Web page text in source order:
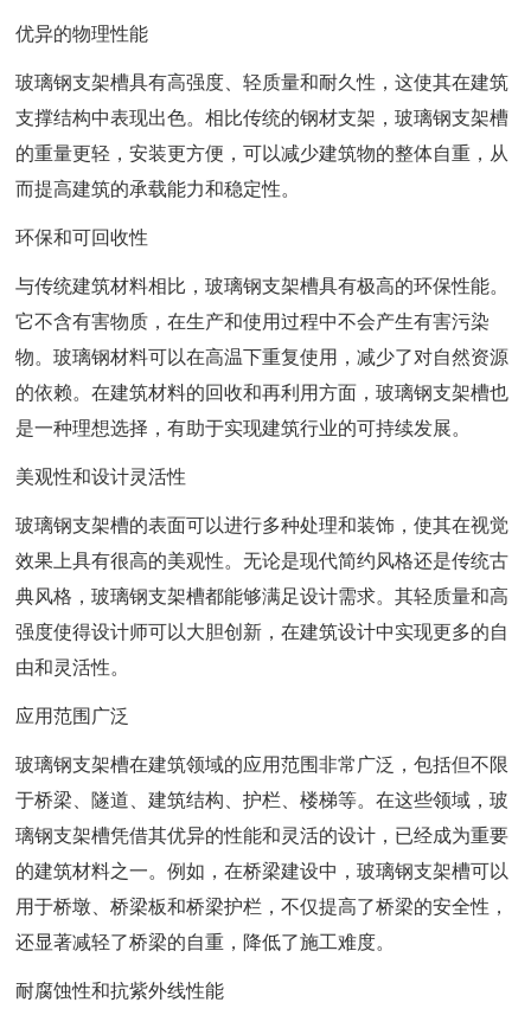
优异的物理性能
玻璃钢支架槽具有高强度、轻质量和耐久性，这使其在建筑
支撑结构中表现出色。相比传统的钢材支架，玻璃钢支架槽
的重量更轻，安装更方便，可以减少建筑物的整体自重，从
而提高建筑的承载能力和稳定性。
环保和可回收性
与传统建筑材料相比，玻璃钢支架槽具有极高的环保性能。
它不含有害物质，在生产和使用过程中不会产生有害污染
物。玻璃钢材料可以在高温下重复使用，减少了对自然资源
的依赖。在建筑材料的回收和再利用方面，玻璃钢支架槽也
是一种理想选择，有助于实现建筑行业的可持续发展。
美观性和设计灵活性
玻璃钢支架槽的表面可以进行多种处理和装饰，使其在视觉
效果上具有很高的美观性。无论是现代简约风格还是传统古
典风格，玻璃钢支架槽都能够满足设计需求。其轻质量和高
强度使得设计师可以大胆创新，在建筑设计中实现更多的自
由和灵活性。
应用范围广泛
玻璃钢支架槽在建筑领域的应用范围非常广泛，包括但不限
于桥梁、隧道、建筑结构、护栏、楼梯等。在这些领域，玻
璃钢支架槽凭借其优异的性能和灵活的设计，已经成为重要
的建筑材料之一。例如，在桥梁建设中，玻璃钢支架槽可以
用于桥墩、桥梁板和桥梁护栏，不仅提高了桥梁的安全性，
还显著减轻了桥梁的自重，降低了施工难度。
耐腐蚀性和抗紫外线性能